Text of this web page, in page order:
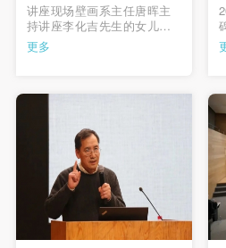
讲座现场壁画系主任唐晖主
持讲座李化吉先生的女儿、
壁画系第三工作室主任李辰
教授主讲《初心如磐 笃行致
吉先生系列学术活动”第三讲
更多
手机号码
手机号码将作为您